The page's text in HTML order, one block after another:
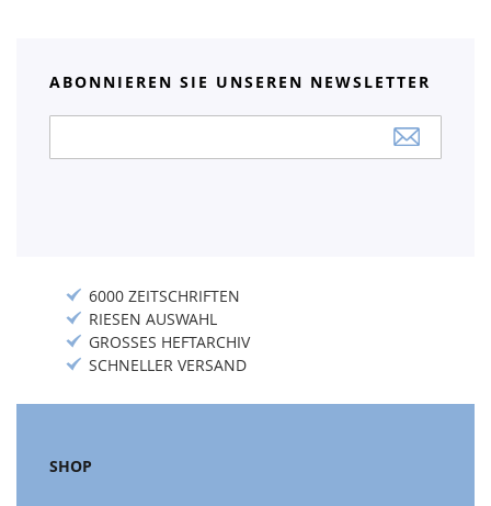
ABONNIEREN SIE UNSEREN NEWSLETTER
Newsletter:
6000 ZEITSCHRIFTEN
RIESEN AUSWAHL
GROSSES HEFTARCHIV
SCHNELLER VERSAND
SHOP